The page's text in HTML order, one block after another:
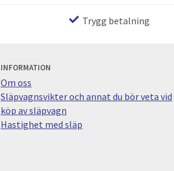
Trygg betalning
INFORMATION
Om oss
Släpvagnsvikter och annat du bör veta vid
köp av släpvagn
Hastighet med släp